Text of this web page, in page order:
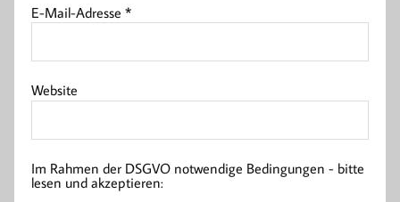
E-Mail-Adresse*
Website
Im Rahmen der DSGVO notwendige Bedingungen - bitte
lesen und akzeptieren: